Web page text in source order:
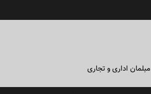
اداری و تجاری